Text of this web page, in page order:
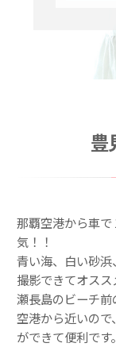
豊
那覇空港から車
気！！
青い海、白い砂
撮影できてオスス
瀬長島のビーチ
空港から近いの
ができて便利です。